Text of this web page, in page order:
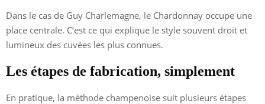
Dans le cas de Guy Charlemagne, le Chardonnay occupe une
place centrale. C’est ce qui explique le style souvent droit et
lumineux des cuvées les plus connues.
Les étapes de fabrication, simplement
En pratique, la méthode champenoise suit plusieurs étapes